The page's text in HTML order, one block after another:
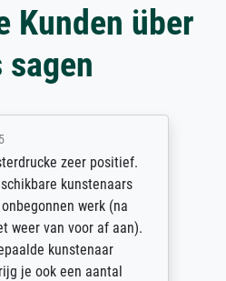
Kunden über
sagen
zeer positief.
kunstenaars
werk (na
weer van voor af aan).
kunstenaar
je ook een aantal